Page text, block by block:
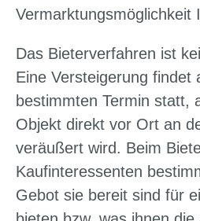
Vermarktungsmöglichkeit
Das Bieterverfahren ist
Eine Versteigerung findet
bestimmten Termin statt,
Objekt direkt vor Ort an
veräußert wird. Beim
Kaufinteressenten
Gebot sie bereit sind für